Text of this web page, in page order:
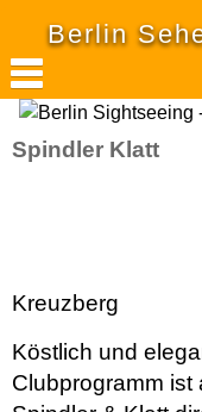
Berlin
Spindler Klatt
Kreuzberg
Köstlich und
Clubprogramm ist